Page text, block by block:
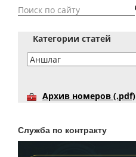
Категории статей
Архив номеров (.pdf)
Служба по контракту